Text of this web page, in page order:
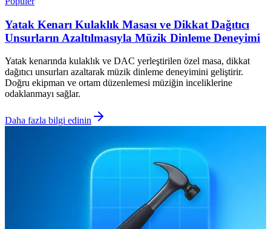
Yatak Kenarı Kulaklık Masası ve Dikkat Dağıtıcı
Unsurların Azaltılmasıyla Müzik Dinleme Deneyimi
Yatak kenarında kulaklık ve DAC yerleştirilen özel masa, dikkat
dağıtıcı unsurları azaltarak müzik dinleme deneyimini geliştirir.
Doğru ekipman ve ortam düzenlemesi müziğin inceliklerine
odaklanmayı sağlar.
Daha fazla bilgi edinin